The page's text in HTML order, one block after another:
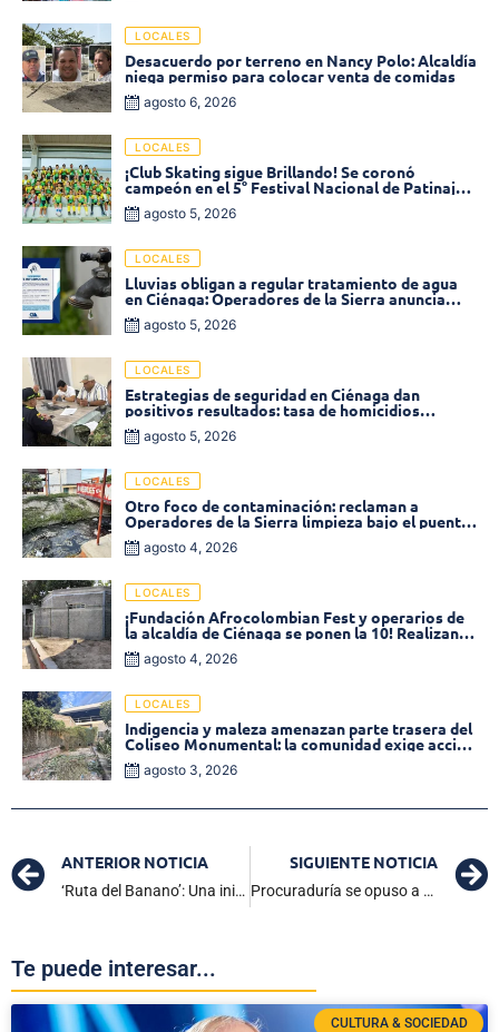
LOCALES
Desacuerdo por terreno en Nancy Polo: Alcaldía
niega permiso para colocar venta de comidas
agosto 6, 2026
LOCALES
¡Club Skating sigue Brillando! Se coronó
campeón en el 5° Festival Nacional de Patinaje
«Soledad sobre Ruedas»
agosto 5, 2026
LOCALES
Lluvias obligan a regular tratamiento de agua
en Ciénaga: Operadores de la Sierra anuncia
baja presión en varios sectores
agosto 5, 2026
LOCALES
Estrategias de seguridad en Ciénaga dan
positivos resultados: tasa de homicidios
disminuyó un 58% en 2026
agosto 5, 2026
LOCALES
Otro foco de contaminación: reclaman a
Operadores de la Sierra limpieza bajo el puente
de la calle 19 con carrera 11
agosto 4, 2026
LOCALES
¡Fundación Afrocolombian Fest y operarios de
la alcaldía de Ciénaga se ponen la 10! Realizan
limpieza de la parte posterior del Coliseo
Monumental
agosto 4, 2026
LOCALES
Indigencia y maleza amenazan parte trasera del
Coliseo Monumental: la comunidad exige acción
inmediata!
agosto 3, 2026
ANTERIOR NOTICIA
‘Ruta del Banano’: Una iniciativa para proteger la industria y combatir el narcotráfico
SIGUIENTE NOTICIA
Procuraduría se opuso a rebajas de penas para agresores de niños
Te puede interesar...
CULTURA & SOCIEDAD